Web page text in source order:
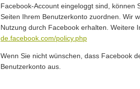
Facebook-Account eingeloggt sind, können
Seiten Ihrem Benutzerkonto zuordnen. Wir
Nutzung durch Facebook erhalten. Weitere
de.facebook.com/policy.php
Wenn Sie nicht wünschen, dass Facebook
Benutzerkonto aus.